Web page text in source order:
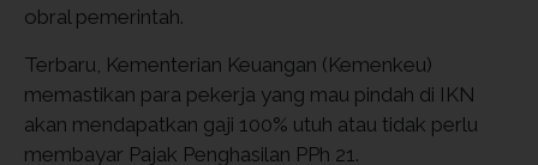
obral pemerintah.
Terbaru, Kementerian Keuangan (Kemenkeu)
memastikan para pekerja yang mau pindah di IKN
akan mendapatkan gaji 100% utuh atau tidak perlu
membayar Pajak Penghasilan PPh 21.